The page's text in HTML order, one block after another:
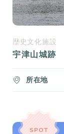
歴史文化施設
宇津山城跡
所在地
SPOT